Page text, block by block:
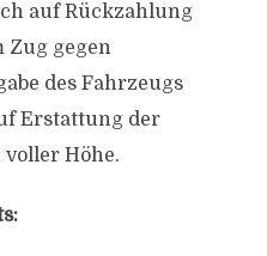
auf Rückzahlung
Zug gegen
des Fahrzeugs
Erstattung der
Höhe.